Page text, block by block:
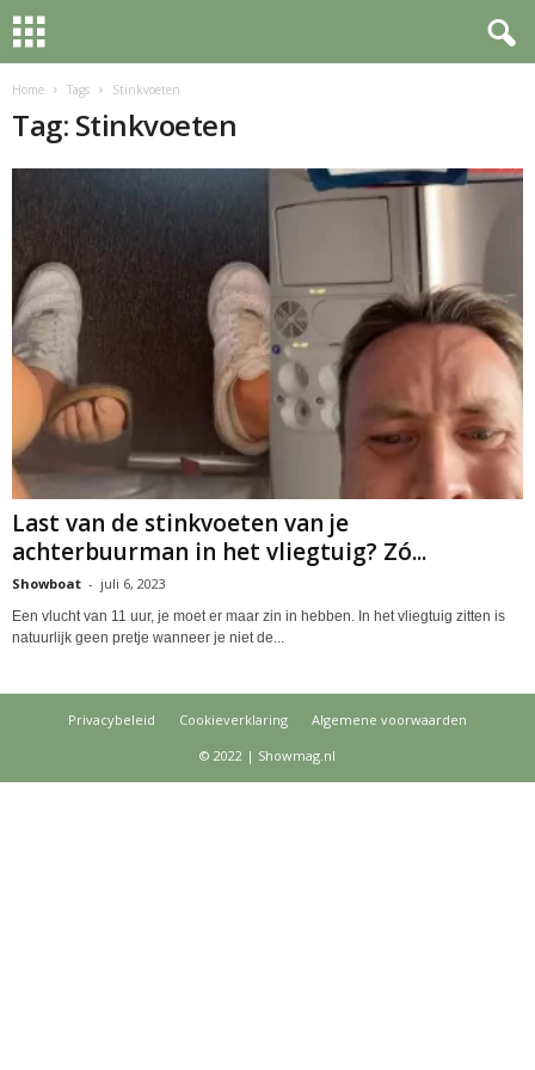
Home Tags Stinkvoeten
Tag: Stinkvoeten
Last van de stinkvoeten van je
achterbuurman in het vliegtuig? Zó...
Showboat - juli 6, 2023
Een vlucht van 11 uur, je moet er maar zin in hebben. In het vliegtuig zitten is
natuurlijk geen pretje wanneer je niet de...
Privacybeleid Cookieverklaring
Algemene voorwaarden
© 2022 | Showmag.nl